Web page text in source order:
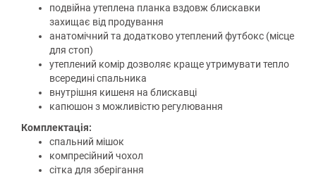
подвійна утеплена планка вздовж блискавки
захищає від продування
анатомічний та додатково утеплений футбокс (місце
для стоп)
утеплений комір дозволяє краще утримувати тепло
всередині спальника
внутрішня кишеня на блискавці
капюшон з можливістю регулювання
Комплектація:
спальний мішок
компресійний чохол
сітка для зберігання